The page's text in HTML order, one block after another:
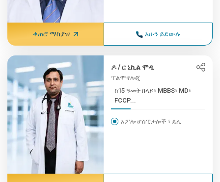
ቀጠሮ ማስያዝ አሁን ይደውሉ
ዶ / ር ኒኪል ሞዲ
ፐልሞኖሎጂ
ከ15 ዓመት በላይ፣ MBBS፣ MD፣
FCCP...
አፖሎ ሆስፒታሎች ፣ ዴሊ